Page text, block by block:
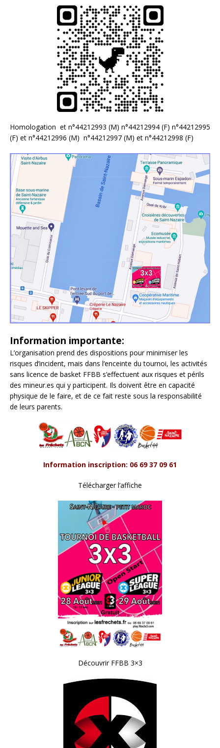
Homologation et n°44212993 (M) n°44212994 (F) n°44212995
(F) et n°44212996 (M) n°44212997 (M) et n°44212998 (F)
Information importante:
L’organisation prend des dispositions pour minimiser les
risques d’incident, mais dans l’enceinte du tournoi, les activités
sans licence de basket FFBB s’effectuent aux risques et périls
des mineur.es qui y participent. Ils doivent être en capacité
physique de le faire, et de ce fait reste sous la responsabilité
de leurs parents.
Information inscription: 06 69 37 09 61
Télécharger l’affiche
Découvrir FFBB 3×3